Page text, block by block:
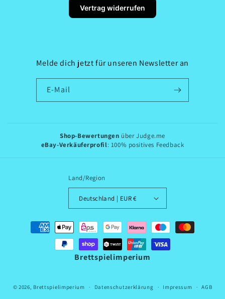
Vertrag widerrufen
Melde dich jetzt für unseren Newsletter an
E-Mail
Shop-Bewertungen über Judge.me
eBay-Verkäuferprofil: 100% positives Feedback
Land/Region
Deutschland | EUR €
Zahlungsmethoden
Brettspielimperium
© 2026, Brettspielimperium Datenschutzerklärung Impressum AGB